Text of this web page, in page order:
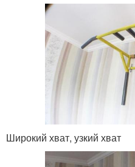
Широкий хват, узкий хват